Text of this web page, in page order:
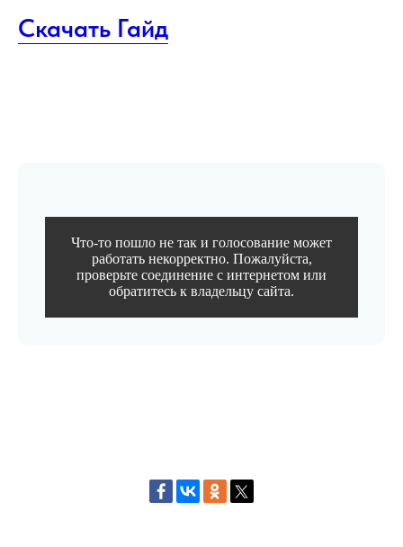
Скачать Гайд
Что-то пошло не так и голосование может
работать некорректно. Пожалуйста,
проверьте соединение с интернетом или
обратитесь к владельцу сайта.